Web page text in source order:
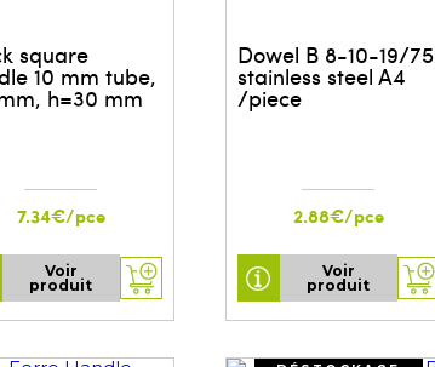
square
10 mm tube,
h=30 mm
7.34€/pce
Voir
produit
Dowel B 8-10-19/75
stainless steel A4
/piece
2.88€/pce
Voir
produit